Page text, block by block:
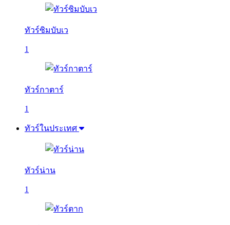
ทัวร์ซิมบับเว
1
ทัวร์กาตาร์
1
ทัวร์ในประเทศ
ทัวร์น่าน
1